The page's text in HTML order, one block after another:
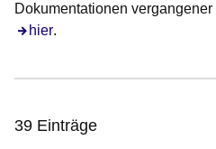
Dokumentationen
hier.
39 Einträge